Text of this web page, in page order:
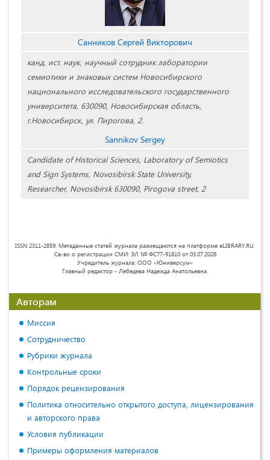
Санников Сергей Викторович
канд. ист. наук, научный сотрудник лаборатории
семиотики и знаковых систем Новосибирского
национального исследовательского государственного
университета, 630090, Новосибирская область,
г.Новосибирск, ул. Пирогова, 2.
Sannikov Sergey
Candidate of Historical Sciences, Laboratory of Semiotics
and Sign Systems, Novosibirsk State University,
Researcher, Novosibirsk 630090, Pirogova street, 2
ISSN 2311-2859. Метаданные статей журнала размещаются на платформе eLIBRARY.RU.
Св-во о регистрации СМИ: ЭЛ № ФС77-91810 от 03.07.2026
Учредитель журнала: ООО «Юниверсум»
Главный редактор - Лебедева Надежда Анатольевна.
Авторам
Миссия
Сотрудничество
Рубрики журнала
Контрольные сроки
Порядок рецензирования
Политика относительно открытого доступа, лицензирования
и авторского права
Условия публикации
Примеры оформления материалов